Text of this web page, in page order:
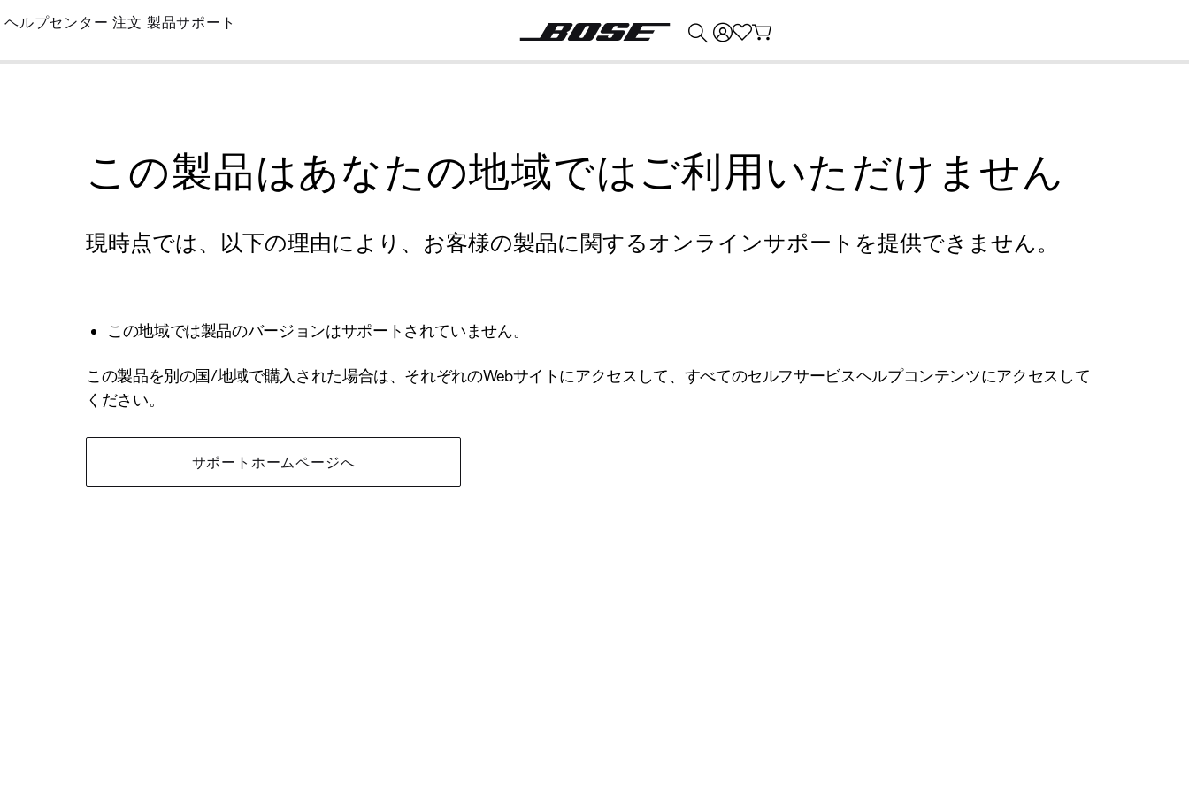
Skip
Main
ヘルプセンター 注文 製品サポート
この製品はあなたの地域ではご利用いただけません
現時点では、以下の理由により、お客様の製品に関するオンラインサポートを提供できません。
この地域では製品のバージョンはサポートされていません。
この製品を別の国/地域で購入された場合は、それぞれのWebサイトにアクセスして、すべてのセルフサービスヘルプコンテンツにアクセスして
ください。
サポートホームページへ